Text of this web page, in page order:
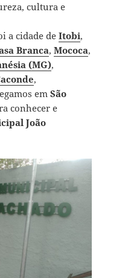
cultura e
a cidade de Itobi,
Branca, Mococa,
(MG),
,
em São
conhecer e
João